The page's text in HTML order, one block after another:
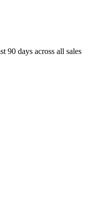
90 days across all sales